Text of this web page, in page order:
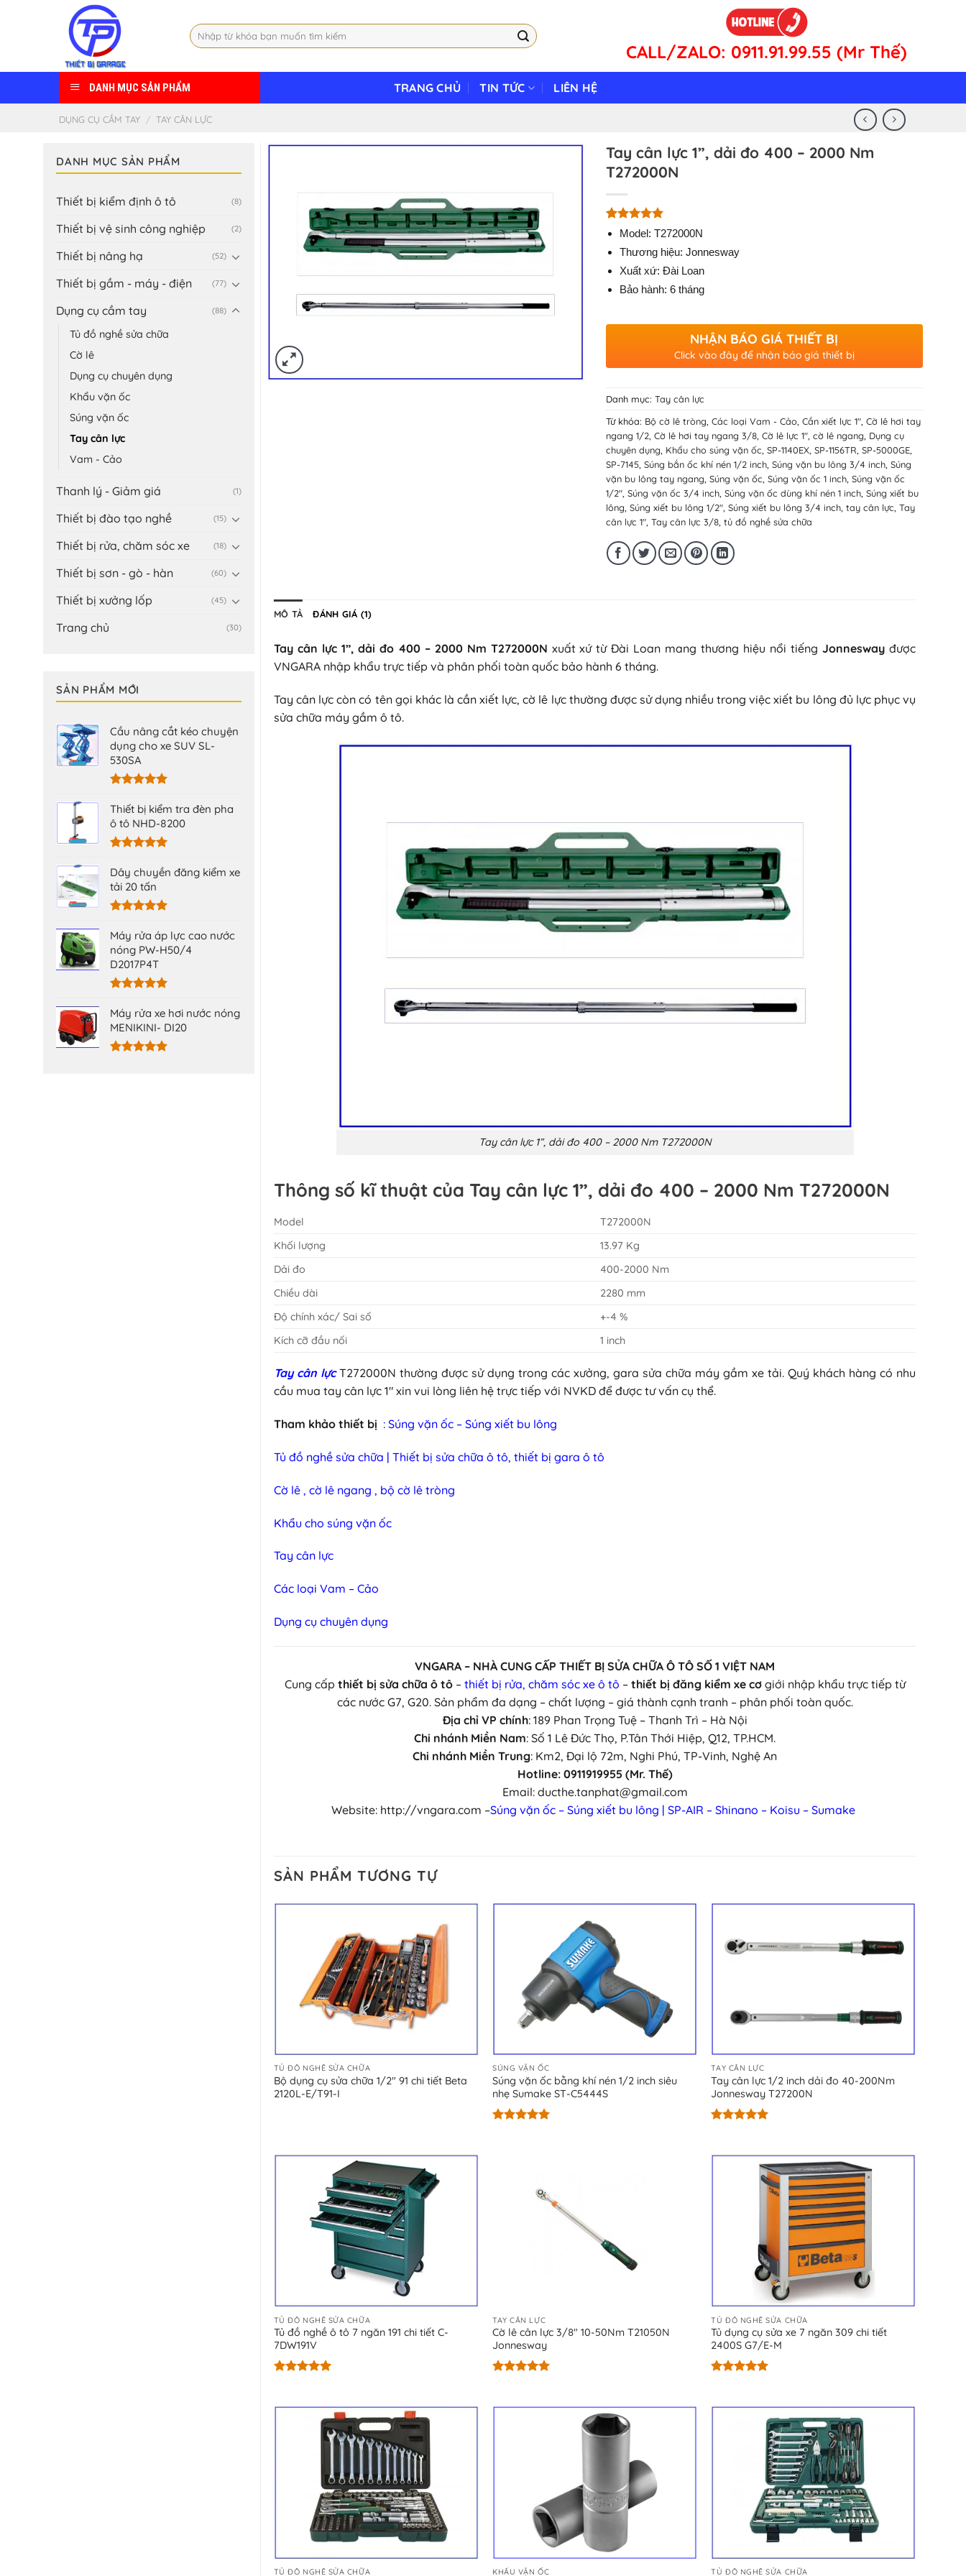
Tìm
kiếm:
CALL/ZALO: 0911.91.99.55 (Mr Thế)
DANH MỤC SẢN PHẨM TRANG CHỦ TIN TỨC LIÊN HỆ
DỤNG CỤ CẦM TAY / TAY CÂN LỰC
DANH MỤC SẢN PHẨM
Thiết bị kiểm định ô tô (8)
Thiết bị vệ sinh công nghiệp (2)
Thiết bị nâng hạ (52)
Thiết bị gầm - máy - điện (77)
Dụng cụ cầm tay (88)
Tủ đồ nghề sửa chữa
Cờ lê
Dụng cụ chuyên dụng
Khẩu vặn ốc
Súng vặn ốc
Tay cân lực
Vam - Cảo
Thanh lý - Giảm giá (1)
Thiết bị đào tạo nghề (15)
Thiết bị rửa, chăm sóc xe (18)
Thiết bị sơn - gò - hàn (60)
Thiết bị xưởng lốp (45)
Trang chủ (30)
SẢN PHẨM MỚI
Cầu nâng cắt kéo chuyện
dụng cho xe SUV SL-
530SA
hạng 5.00
5 sao
Thiết bị kiểm tra đèn pha
ô tô NHD-8200
hạng5.00
5 sao
Dây chuyền đăng kiểm xe
tải 20 tấn
hạng5.00
5 sao
Máy rửa áp lực cao nước
nóng PW-H50/4
D2017P4T
hạng5.00
5 sao
Máy rửa xe hơi nước nóng
MENIKINI- DI20
Tay cân lực 1”, dải đo 400 – 2000 Nm
T272000N
5.00trên 5
1
đánh giá
Model: T272000N
Thương hiệu: Jonnesway
Xuất xứ: Đài Loan
Bảo hành: 6 tháng
NHẬN BÁO GIÁ THIẾT BỊ
Click vào đây để nhận báo giá thiết bị
Danh mục: Tay cân lực
Từ khóa: Bộ cờ lê tròng Các loại Vam - Cảo, Cần xiết lực 1", Cờ lê hơi tay
ngang 1/2, Cờ lê hơi tay ngang 3/8, Cờ lê lực 1", cờ lê ngang Dụng cụ
chuyên dụng Khẩu cho súng vặn ốc SP-1140EX, SP-1156TR SP-5000GE,
SP-7145, Súng bắn ốc khí nén 1/2 inch, Súng vặn bu lông 3/4 inch, Súng
vặn bu lông tay ngang Súng vặn ốc Súng vặn ốc 1 inch, Súng vặn ốc
1/2", Súng vặn ốc 3/4 inch, Súng vặn ốc dùng khí nén 1 inch, Súng xiết bu
lông Súng xiết bu lông 1/2", Súng xiết bu lông 3/4 inch, tay cân lực Tay
cân lực 1", Tay cân lực 3/8, tủ đồ nghề sửa chữa
MÔ TẢ ĐÁNH GIÁ (1)
Tay cân lực 1”, dải đo 400 – 2000 Nm T272000N xuất xứ từ Đài Loan mang thương hiệu nổi tiếngJonneswayđược
VNGARA nhập khẩu trực tiếp và phân phối toàn quốc bảo hành 6 tháng.
Tay cân lực còn có tên gọi khác là cần xiết lực, cờ lê lực thường được sử dụng nhiều trong việc xiết bu lông đủ lực phục vụ
sửa chữa máy gầm ô tô.
Tay cân lực 1”, dải đo 400 – 2000 Nm T272000N
Thông số kĩ thuật của Tay cân lực 1”, dải đo 400 – 2000 Nm T272000N
Model
T272000N
Khối lượng
13.97 Kg
Dải đo
400-2000 Nm
Chiều dài
2280 mm
Độ chính xác/ Sai số
+-4 %
Kích cỡ đầu nối
1 inch
Tay cân lựcT272000N thường được sử dụng trong các xưởng, gara sửa chữa máy gầm xe tải. Quý khách hàng có nhu
cầu mua tay cân lực 1″ xin vui lòng liên hệ trực tiếp với NVKD để được tư vấn cụ thể.
Tham khảo thiết bị : Súng vặn ốc – Súng xiết bu lông
Tủ đồ nghề sửa chữa | Thiết bị sửa chữa ô tô, thiết bị gara ô tô
Cờ lê , cờ lê ngang , bộ cờ lê tròng
Khẩu cho súng vặn ốc
Tay cân lực
Các loại Vam – Cảo
Dụng cụ chuyên dụng
VNGARA – NHÀ CUNG CẤP THIẾT BỊ SỬA CHỮA Ô TÔ SỐ 1 VIỆT NAM
Cung cấp thiết bị sửa chữa ô tô– thiết bị rửa, chăm sóc xe ô tô – thiết bị đăng kiểm xe cơgiới nhập khẩu trực tiếp từ
các nước G7, G20. Sản phẩm đa dạng – chất lượng – giá thành cạnh tranh – phân phối toàn quốc.
Địa chỉ VP chính: 189 Phan Trọng Tuệ – Thanh Trì – Hà Nội
Chi nhánh Miền Nam: Số 1 Lê Đức Thọ, P.Tân Thới Hiệp, Q12, TP.HCM.
Chi nhánh Miền Trung: Km2, Đại lộ 72m, Nghi Phú, TP-Vinh, Nghệ An
Hotline: 0911919955 (Mr. Thế)
Email: ducthe.tanphat@gmail.com
Website: http://vngara.com –Súng vặn ốc – Súng xiết bu lông | SP-AIR – Shinano – Koisu – Sumake
SẢN PHẨM TƯƠNG TỰ
TỦ ĐỒ NGHỀ SỬA CHỮA
Bộ dụng cụ sửa chữa 1/2″ 91 chi tiết Beta
2120L-E/T91-I
SÚNG VẶN ỐC
Súng vặn ốc bằng khí nén 1/2 inch siêu
nhẹ Sumake ST-C5444S
TAY CÂN LỰC
Tay cân lực 1/2 inch dải đo 40-200Nm
Jonnesway T27200N
5 sao
TỦ ĐỒ NGHỀ SỬA CHỮA
Tủ đồ nghề ô tô 7 ngăn 191 chi tiết C-
7DW191V
5 sao
TAY CÂN LỰC
Cờ lê cân lực 3/8″ 10-50Nm T21050N
Jonnesway
5 sao
TỦ ĐỒ NGHỀ SỬA CHỮA
Tủ dụng cụ sửa xe 7 ngăn 309 chi tiết
2400S G7/E-M
5 sao
TỦ ĐỒ NGHỀ SỬA CHỮA KHẨU VẶN ỐC TỦ ĐỒ NGHỀ SỬA CHỮA